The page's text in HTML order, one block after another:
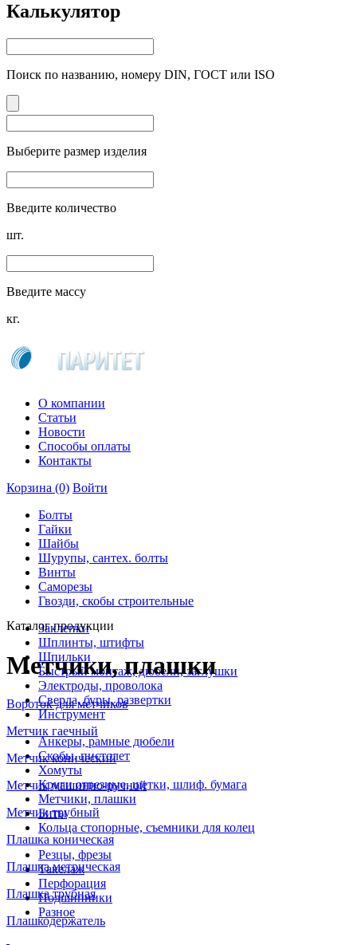
Калькулятор
Поиск по названию, номеру DIN, ГОСТ или ISO
Выберите размер изделия
Введите количество
шт.
Введите массу
кг.
О компании
Статьи
Новости
Способы оплаты
Контакты
Корзина (0) Войти
Болты
Гайки
Шайбы
Шурупы, сантех. болты
Винты
Саморезы
Гвозди, скобы строительные
Заклепки
Шплинты, штифты
Шпильки
Быстрый монтаж, дюбели, заглушки
Электроды, проволока
Сверла, буры, развертки
Инструмент
Анкеры, рамные дюбели
Скобы, пистолет
Хомуты
Круги отрезные, щетки, шлиф. бумага
Метчики, плашки
Биты
Кольца стопорные, съемники для колец
Резцы, фрезы
Такелаж
Перфорация
Подшипники
Разное
Каталог продукции
Метчики, плашки
Вороток для метчиков
Метчик гаечный
Метчик конический
Метчик машинно-ручной
Метчик трубный
Плашка коническая
Плашка метрическая
Плашка трубная
Плашкодержатель